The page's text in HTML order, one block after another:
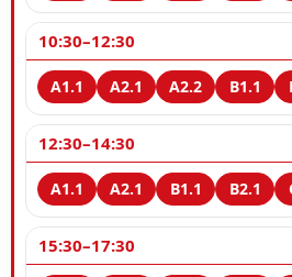
10:30–12:30
12:30–14:30
15:30–17:30